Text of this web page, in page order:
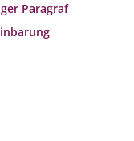
Paragraf